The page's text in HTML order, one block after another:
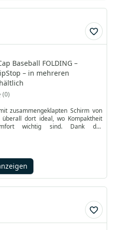
Baseball FOLDING –
– in mehreren
0
zusammengeklapten Schirm von
überall dort ideal, wo Kompaktheit
wichtig sind. Dank der
nicht viel Platz. Das Produkt wurde
RipStop gemacht und ist in vielen
erhältlich.